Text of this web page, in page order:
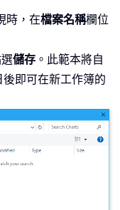
時，在檔案名稱欄位
儲存 。此範本將自
即可在新工作簿的